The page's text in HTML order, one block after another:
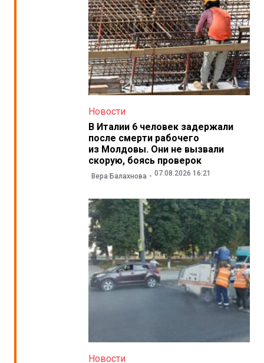
Новости
В Италии 6 человек задержали
после смерти рабочего
из Молдовы. Они не вызвали
скорую, боясь проверок
Вера Балахнова 07.08.2026 16:21
Новости